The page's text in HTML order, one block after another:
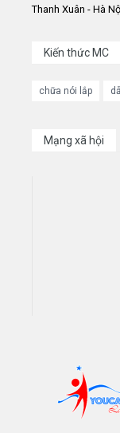
Thanh Xuân - Hà
Kiến thức MC
chữa nói lắp
Mạng xã hội